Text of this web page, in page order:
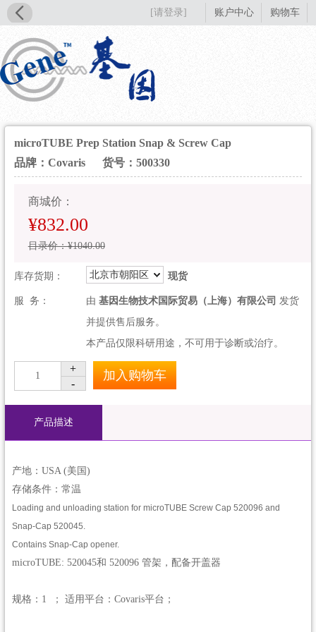
[请登录] 账户中心 购物车
microTUBE Prep Station Snap & Screw Cap
品牌：Covaris
货号：500330
商城价：
¥832.00
目录价：¥1040.00
库存货期： 北京市朝阳区 现货
服 务： 由 基因生物技术国际贸易（上海）有限公司 发货
并提供售后服务。
本产品仅限科研用途，不可用于诊断或治疗。
1
+
-
加入购物车
产品描述
产地：USA (美国)
存储条件：常温
Loading and unloading station for microTUBE Screw Cap 520096 and
Snap-Cap 520045.
Contains Snap-Cap opener.
microTUBE: 520045和 520096 管架，配备开盖器
规格：1 ； 适用平台：Covaris平台；